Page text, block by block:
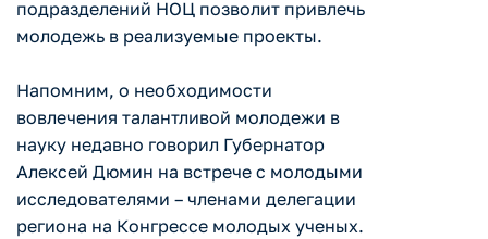
подразделений НОЦ позволит привлечь
молодежь в реализуемые проекты.
Напомним, о необходимости
вовлечения талантливой молодежи в
науку недавно говорил Губернатор
Алексей Дюмин на встрече с молодыми
исследователями – членами делегации
региона на Конгрессе молодых ученых.